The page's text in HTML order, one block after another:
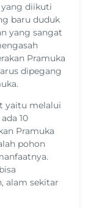
yang diikuti
baru duduk
yang sangat
Pramuka
dipegang
yaitu melalui
10
Pramuka
pohon
alam sekitar